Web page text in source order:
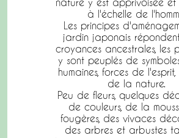
à l'échelle de
Les principes
jardin japonais
croyances ancestrales, les
y sont peuplés de
humaines, forces de
de la nature.
Peu de fleurs, quelques
de couleurs, de la
fougères, des vivaces
des arbres et arbustes